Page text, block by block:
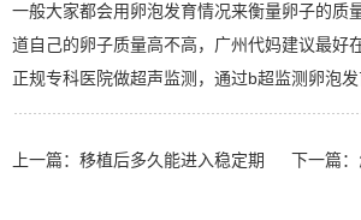
一般大家都会用卵泡发育情况来衡量卵子的质
道自己的卵子质量高不高，广州代妈建议最好
正规专科医院做超声监测，通过b超监测卵泡发
上一篇： 移植后多久能进入稳定期 下一篇：